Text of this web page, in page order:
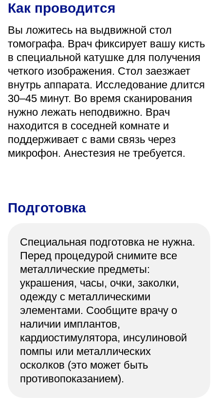
Как проводится
Вы ложитесь на выдвижной стол
томографа. Врач фиксирует вашу кисть
в специальной катушке для получения
четкого изображения. Стол заезжает
внутрь аппарата. Исследование длится
30–45 минут. Во время сканирования
нужно лежать неподвижно. Врач
находится в соседней комнате и
поддерживает с вами связь через
микрофон. Анестезия не требуется.
Подготовка
Специальная подготовка не нужна.
Перед процедурой снимите все
металлические предметы:
украшения, часы, очки, заколки,
одежду с металлическими
элементами. Сообщите врачу о
наличии имплантов,
кардиостимулятора, инсулиновой
помпы или металлических
осколков (это может быть
противопоказанием).